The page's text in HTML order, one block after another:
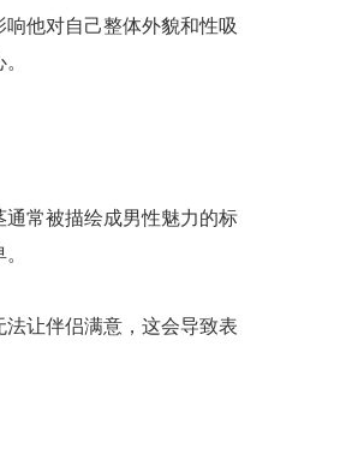
他对自己整体外貌和性吸
常被描绘成男性魅力的标
让伴侣满意，这会导致表